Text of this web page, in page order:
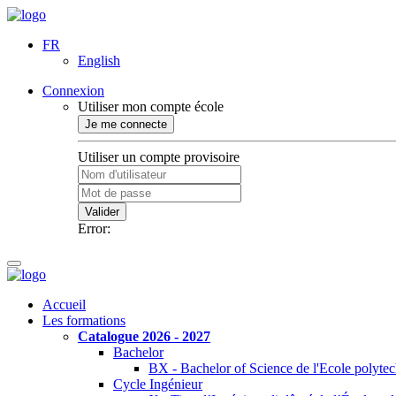
FR
English
Connexion
Utiliser mon compte école
Je me connecte
Utiliser un compte provisoire
Valider
Error:
Accueil
Les formations
Catalogue 2026 - 2027
Bachelor
BX - Bachelor of Science de l'Ecole
Cycle Ingénieur